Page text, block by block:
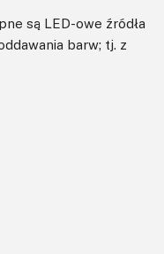
są LED-owe źródła
barw; tj. z